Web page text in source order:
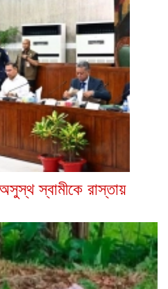
স্বামীকে রাস্তায়